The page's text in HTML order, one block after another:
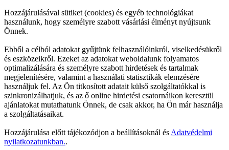
Hozzájárulásával sütiket (cookies) és egyéb technológiákat
használunk, hogy személyre szabott vásárlási élményt nyújtsunk
Önnek.
Ebből a célból adatokat gyűjtünk felhasználóinkról, viselkedésükről
és eszközeikről. Ezeket az adatokat weboldalunk folyamatos
optimalizálására és személyre szabott hirdetések és tartalmak
megjelenítésére, valamint a használati statisztikák elemzésére
használjuk fel. Az Ön titkosított adatait külső szolgáltatókkal is
szinkronizálhatjuk, és az ő online hirdetési csatornáikon keresztül
ajánlatokat mutathatunk Önnek, de csak akkor, ha Ön már használja
a szolgáltatásaikat.
Hozzájárulása előtt tájékozódjon a beállításoknál és Adatvédelmi
nyilatkozatunkban..